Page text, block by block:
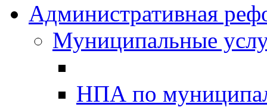
Административная
Муниципальные
НПА по